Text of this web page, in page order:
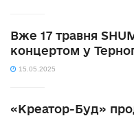
Вже 17 травня
концертом у
15.05.2025
«Креатор-Буд»